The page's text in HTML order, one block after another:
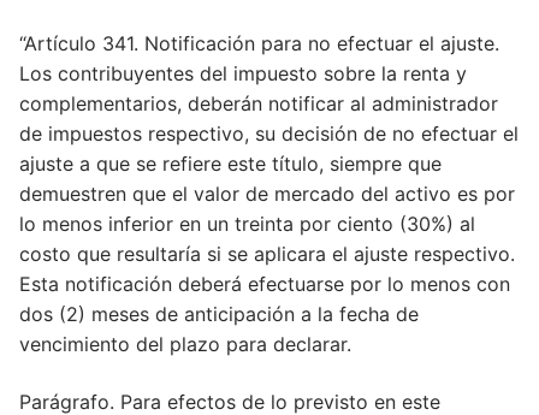
Artículo 868
Artículo 87
Artículo
Artículo 89
Artículo
“Artículo 341. Notificación para no efectuar el ajuste.
Los contribuyentes del impuesto sobre la renta y
complementarios, deberán notificar al administrador
de impuestos respectivo, su decisión de no efectuar el
ajuste a que se refiere este título, siempre que
demuestren que el valor de mercado del activo es por
lo menos inferior en un treinta por ciento (30%) al
costo que resultaría si se aplicara el ajuste respectivo.
Esta notificación deberá efectuarse por lo menos con
dos (2) meses de anticipación a la fecha de
vencimiento del plazo para declarar.
Parágrafo. Para efectos de lo previsto en este